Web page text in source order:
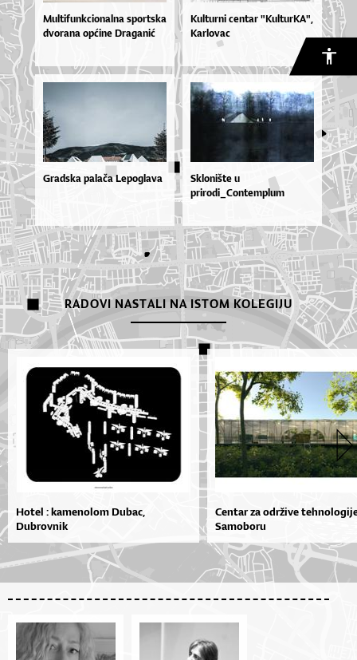
Mul­ti­fun­kci­o­nal­na spor­tska
dvo­ra­na op­ći­ne Dra­ga­nić
Kulturni centar "KulturKA",
Karlovac
Gradska palača Lepoglava
Sklonište u
prirodi_Contemplum
RADOVI NASTALI NA ISTOM KOLEGIJU
Hotel : kamenolom Dubac,
Dubrovnik
Centar za održive
Samoboru